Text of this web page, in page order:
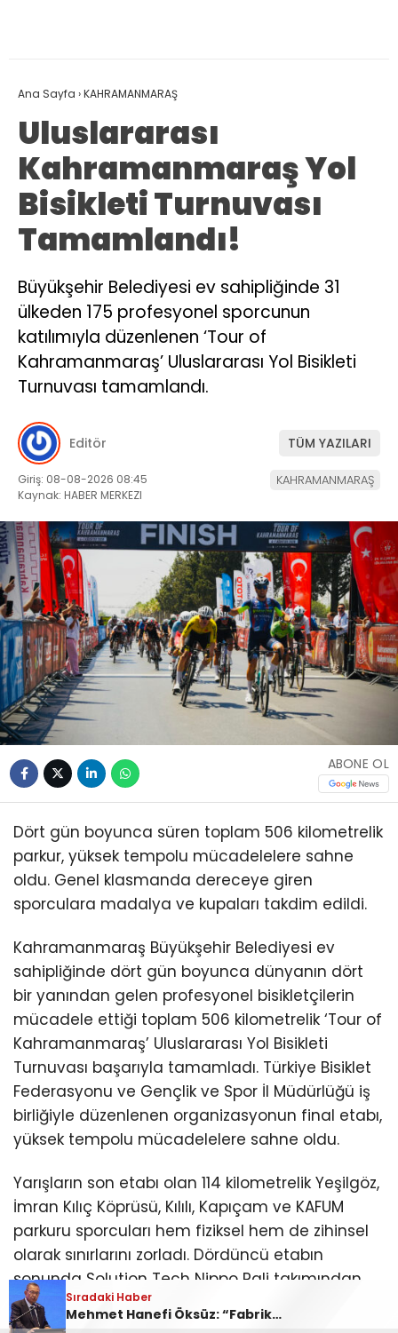
Sıradaki Haber
Kahramanmaraşlı Kaptan Ölü Bulundu!
Sıradaki Haber
Ağustos Fuarı’nın Yedinci Gününe Zakkum Damgası!
Sıradaki Haber
Uluslararası Kahramanmaraş Yol Bisikleti Turnuvası Tamamlandı!
Ana Sayfa ›KAHRAMANMARAŞ
Uluslararası
Kahramanmaraş Yol
Bisikleti Turnuvası
Tamamlandı!
Büyükşehir Belediyesi ev sahipliğinde 31
ülkeden 175 profesyonel sporcunun
katılımıyla düzenlenen ‘Tour of
Kahramanmaraş’ Uluslararası Yol Bisikleti
Turnuvası tamamlandı.
Editör TÜM YAZILARI
Giriş: 08-08-2026 08:45
Kaynak: HABER MERKEZI
KAHRAMANMARAŞ
ABONE OL
Dört gün boyunca süren toplam 506 kilometrelik
parkur, yüksek tempolu mücadelelere sahne
oldu. Genel klasmanda dereceye giren
sporculara madalya ve kupaları takdim edildi.
Kahramanmaraş Büyükşehir Belediyesi ev
sahipliğinde dört gün boyunca dünyanın dört
bir yanından gelen profesyonel bisikletçilerin
mücadele ettiği toplam 506 kilometrelik ‘Tour of
Kahramanmaraş’ Uluslararası Yol Bisikleti
Turnuvası başarıyla tamamladı. Türkiye Bisiklet
Federasyonu ve Gençlik ve Spor İl Müdürlüğü iş
birliğiyle düzenlenen organizasyonun final etabı,
yüksek tempolu mücadelelere sahne oldu.
Yarışların son etabı olan 114 kilometrelik Yeşilgöz,
İmran Kılıç Köprüsü, Kılılı, Kapıçam ve KAFUM
parkuru sporcuları hem fiziksel hem de zihinsel
olarak sınırlarını zorladı. Dördüncü etabın
sonunda Solution Tech Nippo Rali takımından
Sırp bisikletçi Dusan Rajovic birinci oldu. İkincilik
ödülü İstanbul Team’dan Çekyalı sporcu Tomas
Sıradaki Haber
Mehmet Hanefi Öksüz: “Fabrikalar Bizim Değil, Milletin Bize Emanetidir”